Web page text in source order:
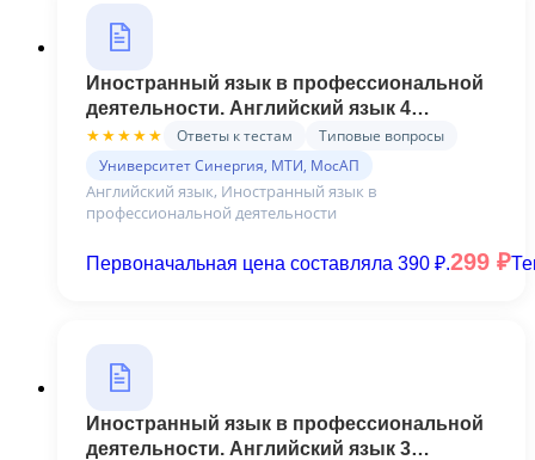
Иностранный язык в профессиональной
деятельности. Английский язык 4
СЕМЕСТР – ответы на тест Синергия
★★★★★ Ответы к тестам
Типовые вопросы
Университет Синергия, МТИ, МосАП
Английский язык, Иностранный язык в
профессиональной деятельности
Первоначальная цена составляла 390 ₽.299 ₽
Иностранный язык в профессиональной
деятельности. Английский язык 3